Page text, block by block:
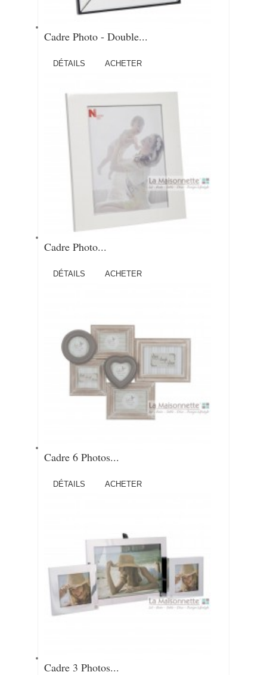
Cadre Photo - Double...
DÉTAILS ACHETER
Cadre Photo...
DÉTAILS ACHETER
Cadre 6 Photos...
DÉTAILS ACHETER
Cadre 3 Photos...